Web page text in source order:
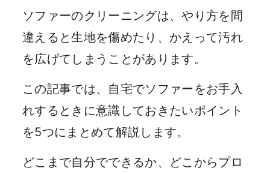
ソファーのクリーニングは、やり方を間
違えると生地を傷めたり、かえって汚れ
を広げてしまうことがあります。
この記事では、自宅でソファーをお手入
れするときに意識しておきたいポイント
を5つにまとめて解説します。
どこまで自分でできるか、どこからプロ